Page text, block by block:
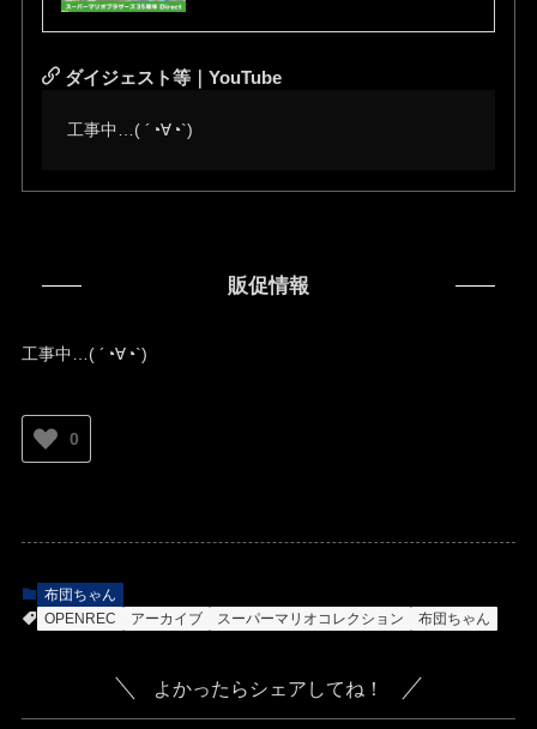
ダイジェスト等｜YouTube
工事中…( ´◔∀◔`)ゞ
販促情報
工事中…( ´◔∀◔`)ゞ
0
布団ちゃん
OPENREC
アーカイブ スーパーマリオコレクション 布団ちゃん
よかったらシェアしてね！